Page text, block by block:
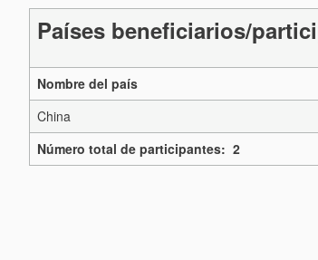
Países beneficiarios/
Nombre del país
China
Número total de participantes: 2